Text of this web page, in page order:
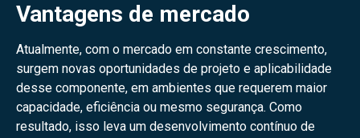
Vantagens de mercado
Atualmente, com o mercado em constante crescimento,
surgem novas oportunidades de projeto e aplicabilidade
desse componente, em ambientes que requerem maior
capacidade, eficiência ou mesmo segurança. Como
resultado, isso leva um desenvolvimento contínuo de